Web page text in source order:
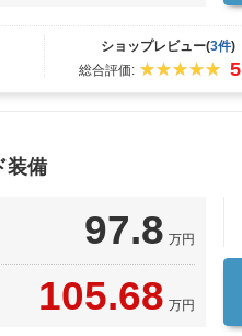
ショップレビュー(3件)
総合評価:
5
装備
97.8 万円
105.68 万円